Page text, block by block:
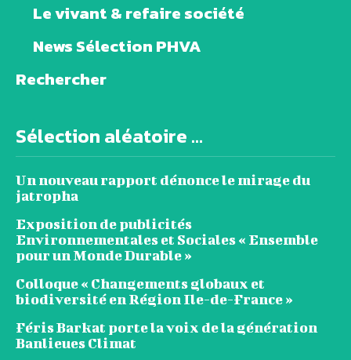
Le vivant & refaire société
News Sélection PHVA
Rechercher
Sélection aléatoire ...
Un nouveau rapport dénonce le mirage du
jatropha
Exposition de publicités
Environnementales et Sociales « Ensemble
pour un Monde Durable »
Colloque « Changements globaux et
biodiversité en Région Ile-de-France »
Féris Barkat porte la voix de la génération
Banlieues Climat